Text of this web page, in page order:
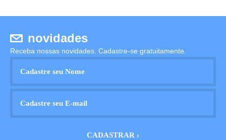
novidades
Receba nossas novidades. Cadastre-se gratuitamente.